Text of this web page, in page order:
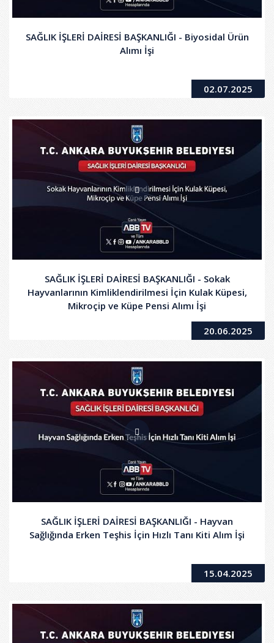
SAĞLIK İŞLERİ DAİRESİ BAŞKANLIĞI - Biyosidal Ürün
Alımı İşi
02.07.2025
SAĞLIK İŞLERİ DAİRESİ BAŞKANLIĞI - Sokak
Hayvanlarının Kimliklendirilmesi İçin Kulak Küpesi,
Mikroçip ve Küpe Pensi Alımı İşi
20.06.2025
SAĞLIK İŞLERİ DAİRESİ BAŞKANLIĞI - Hayvan
Sağlığında Erken Teşhis İçin Hızlı Tanı Kiti Alım İşi
15.04.2025